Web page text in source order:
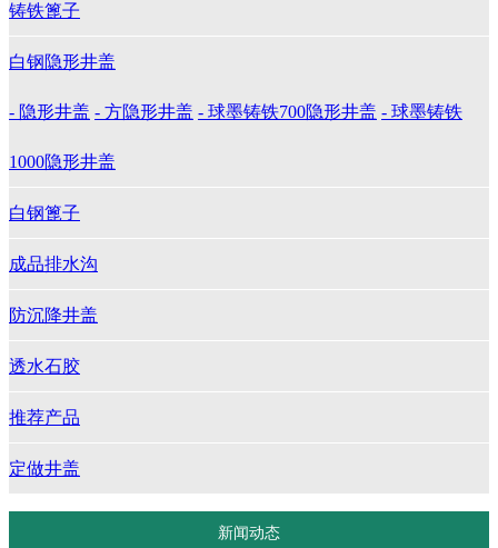
铸铁篦子
白钢隐形井盖
- 隐形井盖 - 方隐形井盖 - 球墨铸铁700隐形井盖 - 球墨铸铁
1000隐形井盖
白钢篦子
成品排水沟
防沉降井盖
透水石胶
推荐产品
定做井盖
新闻动态